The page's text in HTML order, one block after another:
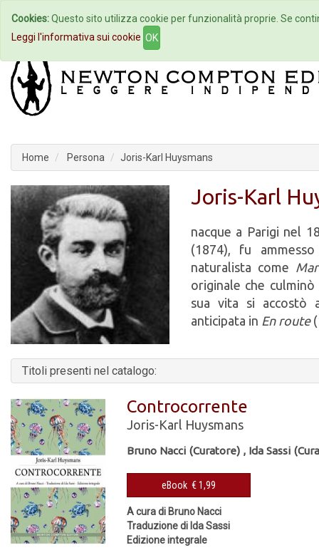
Home Autori Eventi
Home Persona Joris-Karl Huysmans
Joris-Karl
nacque a Parigi nel
(1874), fu
naturalista come
originale che
sua vita si accostò
anticipata in En route
Titoli presenti nel catalogo:
Controcorrente
Joris-Karl Huysmans
Bruno Nacci (Curatore) , Ida Sassi
eBook € 1,99
A cura di Bruno Nacci
Traduzione di Ida Sassi
Edizione integrale
Cookies:Questo sito utilizza cookie per funzionalità proprie. Se
Leggi l'informativa sui cookie OK